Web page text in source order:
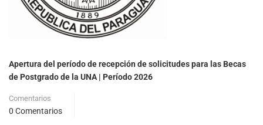
Apertura del período de recepción de solicitudes para las Becas
de Postgrado de la UNA | Período 2026
Comentarios
0 Comentarios